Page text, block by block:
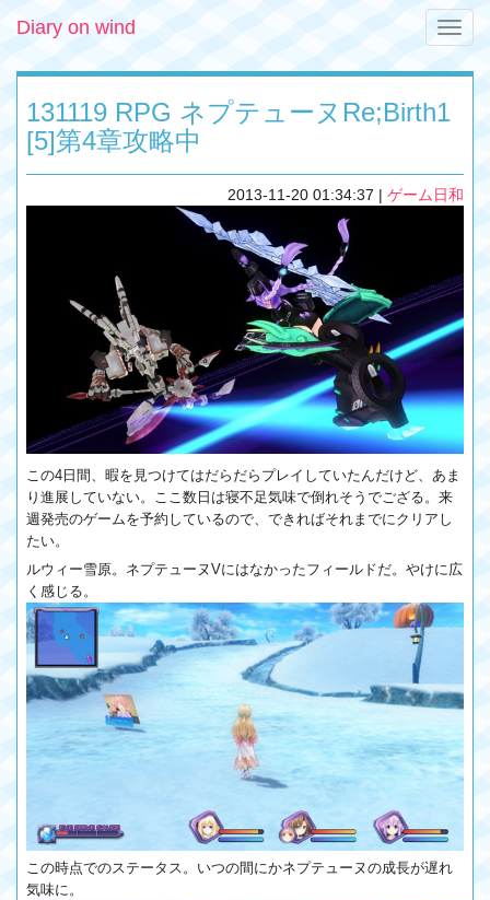
Toggle
Diary on wind
131119 RPG ネプテューヌRe;Birth1
[5]第4章攻略中
2013-11-20 01:34:37 | ゲーム日和
この4日間、暇を見つけてはだらだらプレイしていたんだけど、あま
り進展していない。ここ数日は寝不足気味で倒れそうでござる。来
週発売のゲームを予約しているので、できればそれまでにクリアし
たい。
ルウィー雪原。ネプテューヌVにはなかったフィールドだ。やけに広
く感じる。
この時点でのステータス。いつの間にかネプテューヌの成長が遅れ
気味に。